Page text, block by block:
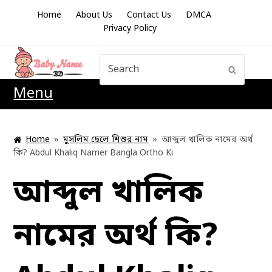
Home About Us Contact Us
DMCA
Privacy Policy
Search
Menu
Home » মুসলিম ছেলে শিশুর নাম » আব্দুল খালিক নামের অর্থ
কি? Abdul Khaliq Namer Bangla Ortho Ki
আব্দুল খালিক
নামের অর্থ কি?